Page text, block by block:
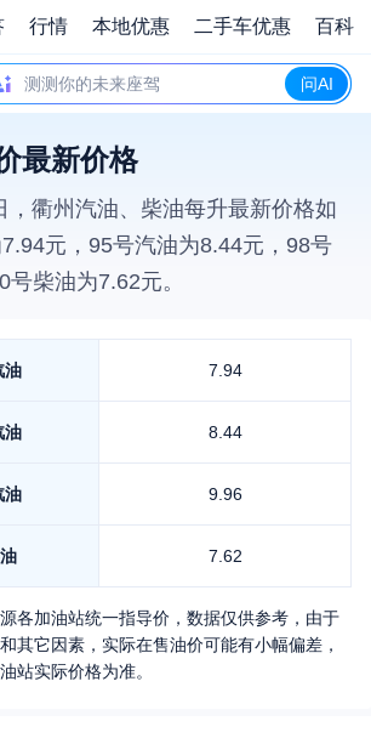
行情 本地优惠 二手车优惠 百科
测测你的未来座驾 问AI
最新价格
， 衢州 汽油、柴油每升最新价格如
7.94元，95号汽油为8.44元，98号
号柴油为7.62元。
油 7.94
油 8.44
油 9.96
7.62
各加油站统一指导价，数据仅供参考，由于
其它因素，实际在售油价可能有小幅偏差，
站实际价格为准。